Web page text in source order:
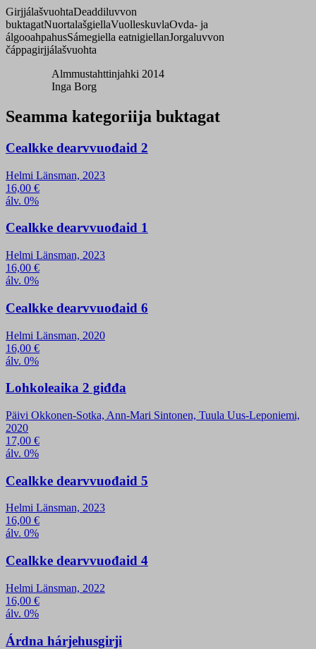
GirjjálašvuohtaDeaddiluvvon
buktagatNuortalašgiellaVuolleskuvlaOvda- ja
álgooahpahusSámegiella eatnigiellanJorgaluvvon
čáppagirjjálašvuohta
Almmustahttinjahki 2014
Inga Borg
Seamma kategoriija buktagat
Cealkke dearvvuođaid 2
Helmi Länsman, 2023
16,00 €
álv. 0%
Cealkke dearvvuođaid 1
Helmi Länsman, 2023
16,00 €
álv. 0%
Cealkke dearvvuođaid 6
Helmi Länsman, 2020
16,00 €
álv. 0%
Lohkoleaika 2 giđđa
Päivi Okkonen-Sotka, Ann-Mari Sintonen, Tuula Uus-Leponiemi,
2020
17,00 €
álv. 0%
Cealkke dearvvuođaid 5
Helmi Länsman, 2023
16,00 €
álv. 0%
Cealkke dearvvuođaid 4
Helmi Länsman, 2022
16,00 €
álv. 0%
Árdna hárjehusgirji